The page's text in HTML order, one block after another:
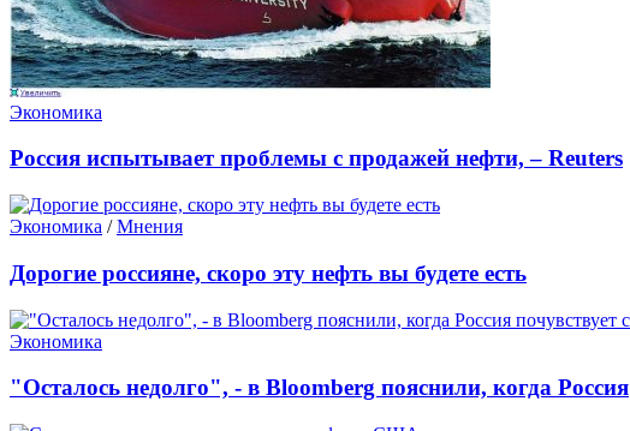
Экономика
Россия испытывает проблемы с продажей нефти, – Reuters
Экономика /Мнения
Дорогие россияне, скоро эту нефть вы будете есть
Экономика
"Осталось недолго", - в Bloomberg пояснили, когда Россия